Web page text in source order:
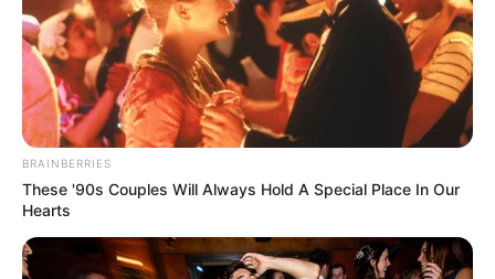
BRAINBERRIES
These '90s Couples Will Always Hold A Special Place In Our
Hearts